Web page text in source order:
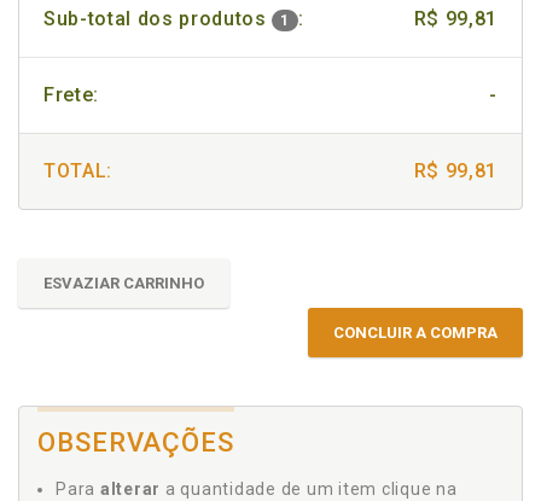
Sub-total dos produtos 1 : R$ 99,81
Frete: -
TOTAL: R$ 99,81
ESVAZIAR CARRINHO
CONCLUIR A COMPRA
OBSERVAÇÕES
Para alterar a quantidade de um item clique na